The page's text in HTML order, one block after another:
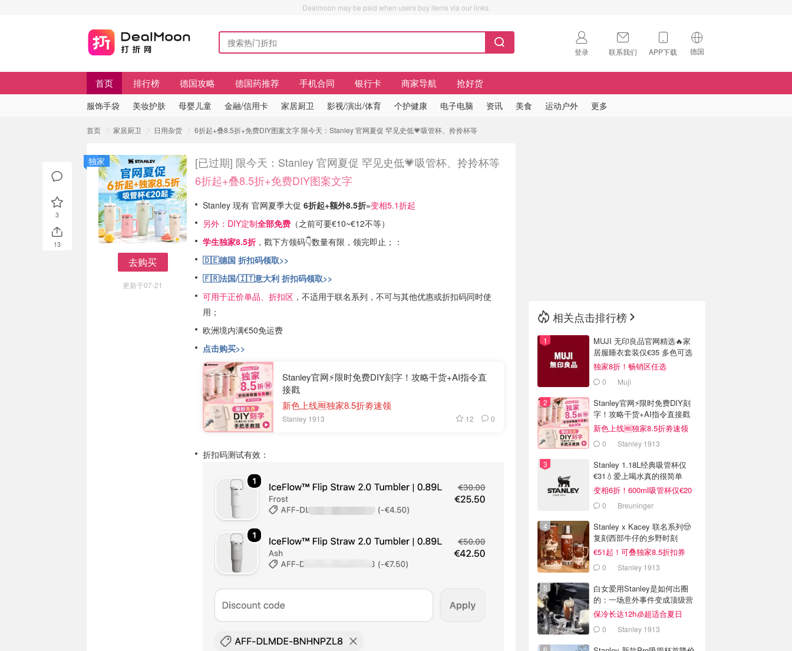
Dealmoon may be paid when users buy items via our links.
登录 联系我们 APP下载 德国
🇺🇸
首页 排行榜 德国攻略 德国药推荐 手机合同 银行卡 商家导航 抢好货
服饰手袋 美妆护肤 母婴儿童 金融/信用卡 家居厨卫 影视/演出/体育 个护健康 电子电脑 资讯 美食 运动户外 更多
首页 家居厨卫 日用杂货 6折起+叠8.5折+免费DIY图案文字 限今天：Stanley 官网夏促 罕见史低💗吸管杯、拎拎杯等
去购买
更新于07-21
独家 [已过期] 限今天：Stanley 官网夏促 罕见史低💗吸管杯、拎拎杯等
6折起+叠8.5折+免费DIY图案文字
Stanley 现有 官网夏季大促 6折起+额外8.5折=变相5.1折起
另外：DIY定制全部免费 （之前可要€10~€12不等）
学生独家8.5折 ，戳下方领码👇数量有限，领完即止；：
🇩🇪德国 折扣码领取>>
🇫🇷法国/🇮🇹意大利 折扣码领取>>
可用于正价单品、折扣区 ，不适用于联名系列，不可与其他优惠或折扣码同时使
用；
欧洲境内满€50免运费
点击购买>>
Stanley官网⚡️限时免费DIY刻字！攻略干货+AI指令直
接戳
新色上线🆓独家8.5折劵速领
Stanley 1913 12 0
折扣码测试有效：
3
13
相关点击排行榜
MUJI 无印良品官网精选🔥家
居服睡衣套装仅€35 多色可选
独家8折！畅销区任选
0 Muji
Stanley官网⚡️限时免费DIY刻
字！攻略干货+AI指令直接戳
新色上线🆓独家8.5折劵速领
0 Stanley 1913
Stanley 1.18L经典吸管杯仅
€31💧爱上喝水真的很简单
变相6折！600ml吸管杯仅€20
0 Breuninger
Stanley x Kacey 联名系列🤠
复刻西部牛仔的乡野时刻
€51起！可叠独家8.5折扣券
0 Stanley 1913
白女爱用Stanley是如何出圈
的：一场意外事件变成顶级营
销案例
保冷长达12h🧊超适合夏日
0 Stanley 1913